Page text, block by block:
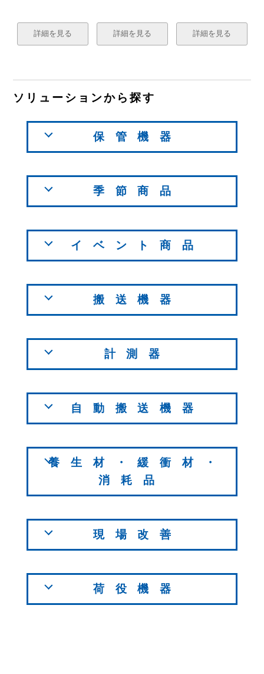
詳細を見る 詳細を見る 詳細を見る
ソリューションから探す
保管機器
季節商品
イベント商品
搬送機器
計測器
自動搬送機器
養生材・緩衝材・
消耗品
現場改善
荷役機器